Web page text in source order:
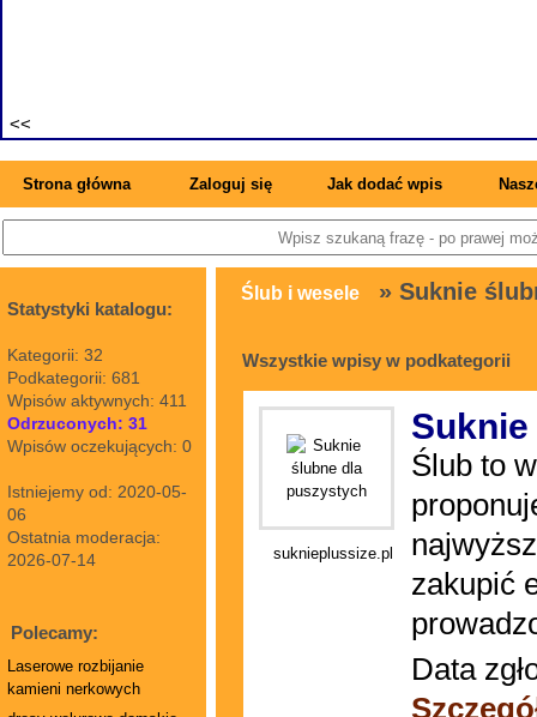
Strona główna Zaloguj się Jak dodać wpis
Statystyki katalogu:
Kategorii: 32
Podkategorii: 681
Wpisów aktywnych: 411
Odrzuconych: 31
Wpisów oczekujących: 0
Istniejemy od: 2020-05-
06
Ostatnia moderacja:
2026-07-14
Polecamy:
Laserowe rozbijanie
kamieni nerkowych
Ślub i wesele » Suknie
Wszystkie wpisy w podkategorii
suknieplussize.pl
Ślub to
zakupić
Data